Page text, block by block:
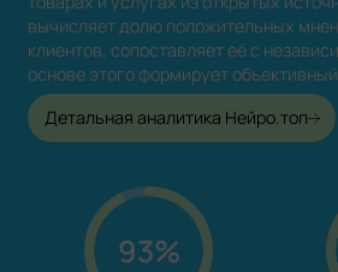
вычисляет долю положительных
клиентов, сопоставляет её с
основе этого формирует
Детальная аналитика Нейро.топ
93%